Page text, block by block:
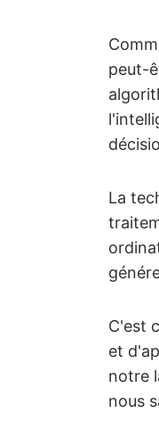
peut-
La
C'est
et
notre
nous